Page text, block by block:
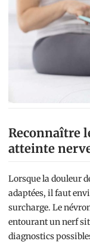
Reconnaître
atteinte
Lorsque la douleur
adaptées, il faut
surcharge. Le
entourant un nerf
diagnostics